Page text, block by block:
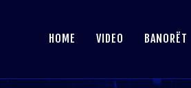
HOME VIDEO BANORËT